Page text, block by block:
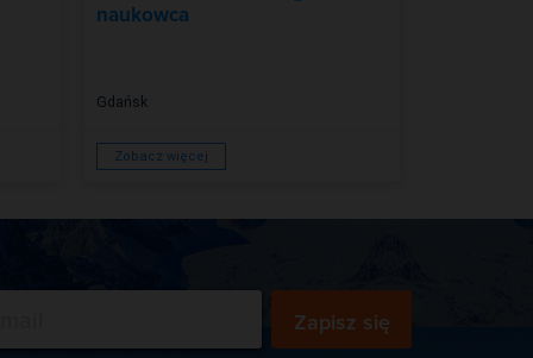
naukowca
Gdańsk
Zobacz więcej
Zapisz się